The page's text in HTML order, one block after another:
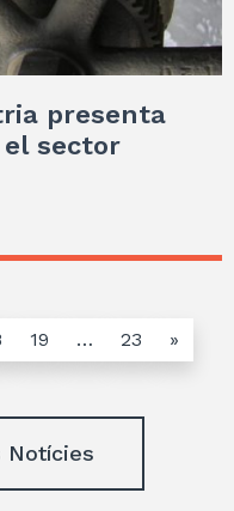
presenta
sector
19 … 23 »
Notícies